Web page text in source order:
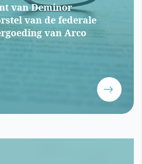
van Deminor
van de federale
van Arco